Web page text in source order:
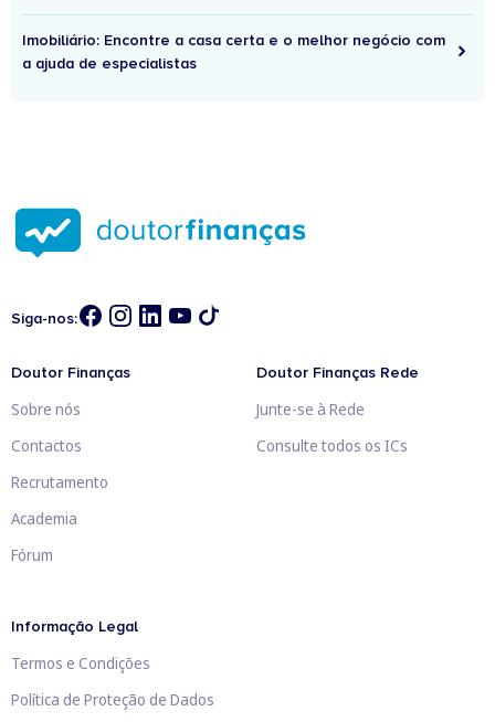
Imobiliário: Encontre a casa certa e o melhor negócio com
a ajuda de especialistas
Siga-nos:
Doutor Finanças
Sobre nós
Contactos
Recrutamento
Academia
Fórum
Doutor Finanças Rede
Junte-se à Rede
Consulte todos os ICs
Informação Legal
Termos e Condições
Política de Proteção de Dados